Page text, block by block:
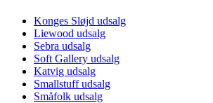
Konges Sløjd udsalg
Liewood udsalg
Sebra udsalg
Soft Gallery udsalg
Katvig udsalg
Smallstuff udsalg
Småfolk udsalg